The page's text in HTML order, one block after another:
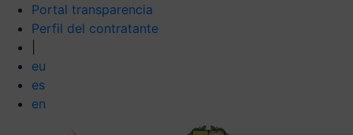
Portal transparencia
Perfil del contratante
eu
es
en